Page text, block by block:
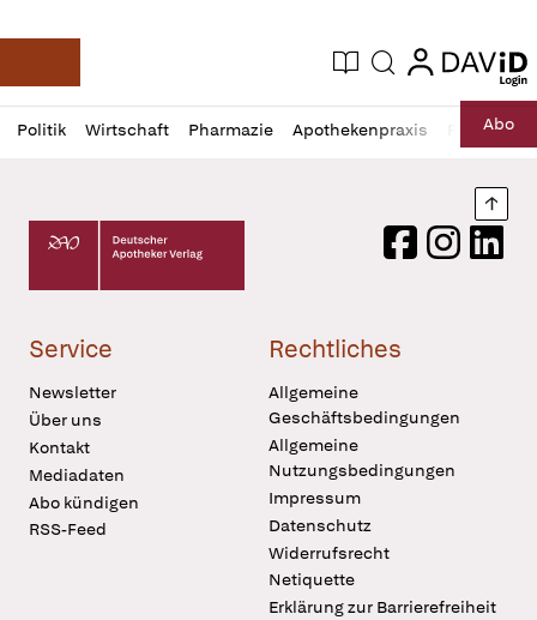
Deutsche Apotheker Zeitung
Aktuelle Ausgabe
Suche login
login
Politik Wirtschaft Pharmazie Apothekenpraxis RechtAbo
Profil
öffnen
Daz
Pur
Deutscher Apotheker Verlag Logo
FacebookInstagram
Service
Newsletter
Über uns
Kontakt
Mediadaten
Abo kündigen
RSS-Feed
Rechtliches
Allgemeine
Geschäftsbedingungen
Allgemeine
Nutzungsbedingungen
Impressum
Datenschutz
Widerrufsrecht
Netiquette
Erklärung zur Barrierefreiheit